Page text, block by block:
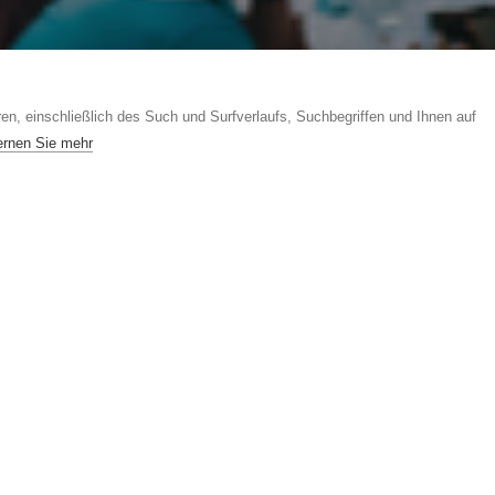
einschließlich des Such und Surfverlaufs, Suchbegriffen und Ihnen auf
Sie mehr